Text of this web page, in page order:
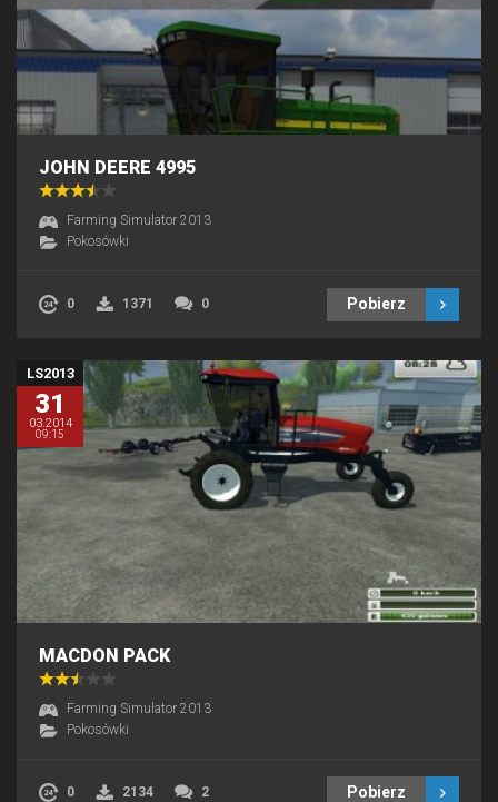
JOHN DEERE 4995
Farming Simulator 2013
Pokosówki
0 1371 0 Pobierz
LS2013
31
03.2014
09:15
MACDON PACK
Farming Simulator 2013
Pokosówki
0 2134 2 Pobierz